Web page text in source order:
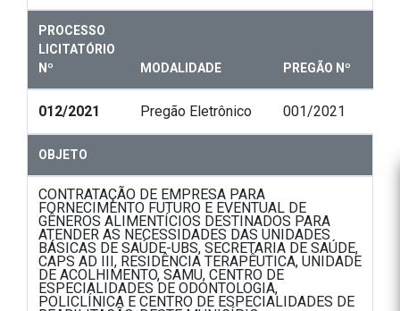
PROCESSO
LICITATÓRIO
Nº
MODALIDADE PREGÃO Nº
012/2021 Pregão Eletrônico 001/2021
OBJETO
CONTRATAÇÃO DE EMPRESA PARA
FORNECIMENTO FUTURO E EVENTUAL DE
GÊNEROS ALIMENTÍCIOS DESTINADOS PARA
ATENDER AS NECESSIDADES DAS UNIDADES
BÁSICAS DE SAÚDE-UBS, SECRETARIA DE SAÚDE,
CAPS AD III, RESIDÊNCIA TERAPÊUTICA, UNIDADE
DE ACOLHIMENTO, SAMU, CENTRO DE
ESPECIALIDADES DE ODONTOLOGIA,
POLICLÍNICA E CENTRO DE ESPECIALIDADES DE